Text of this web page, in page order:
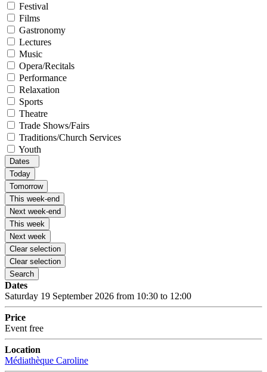
Festival
Films
Gastronomy
Lectures
Music
Opera/Recitals
Performance
Relaxation
Sports
Theatre
Trade Shows/Fairs
Traditions/Church Services
Youth
Dates
Today
Tomorrow
This week-end
Next week-end
This week
Next week
Clear selection
Clear selection
Search
Dates
Saturday 19 September 2026 from 10:30 to 12:00
Price
Event free
Location
Médiathèque Caroline